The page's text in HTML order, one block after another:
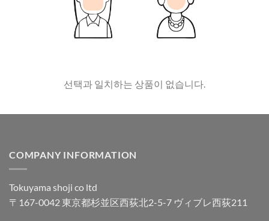
선택과 일치하는 상품이 없습니다.
COMPANY INFORMATION
Tokuyama shoji co ltd
〒167-0042 東京都杉並区西荻北2-5-7 ヴィブレ西荻211